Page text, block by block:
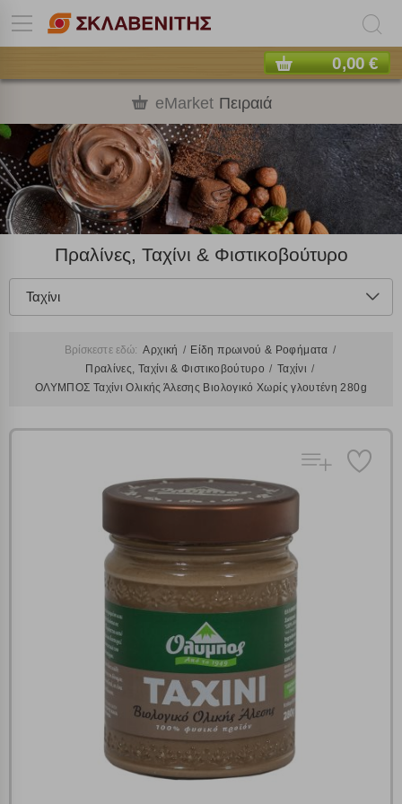
0,00 €
eMarket Πειραιά
Πραλίνες, Ταχίνι & Φιστικοβούτυρο
Ταχίνι
Βρίσκεστε εδώ: Αρχική
Είδη πρωινού & Ροφήματα
Πραλίνες, Ταχίνι & Φιστικοβούτυρο
Ταχίνι
ΟΛΥΜΠΟΣ Ταχίνι Ολικής Άλεσης Βιολογικό Χωρίς γλουτένη 280g